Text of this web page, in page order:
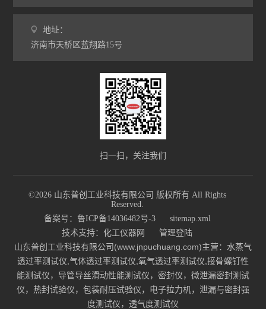
地址：
济南市天桥区蓝翔路15号
扫一扫，关注我们
©2026 山东普创工业科技有限公司 版权所有 All Rights
Reserved.
备案号：鲁ICP备14036482号-3
sitemap.xml
技术支持： 化工仪器网 管理登陆
山东普创工业科技有限公司(www.jnpuchuang.com)主营：水蒸气
透过率测试仪,气体透过率测试仪,氧气透过率测试仪,接骨螺钉性
能测试仪，导管导丝滑动性能测试仪，密封仪，微泄漏密封测试
仪，热封试验仪，包装耐压试验仪，电子拉力机，泄漏与密封强
度测试仪，透气度测试仪